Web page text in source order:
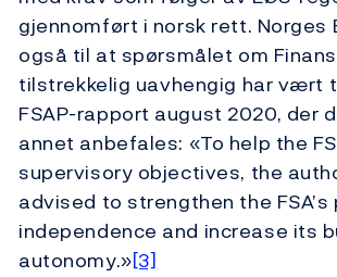
gjennomført i norsk rett. Norges
også til at spørsmålet om
tilstrekkelig uavhengig har vært
FSAP-rapport august 2020, der
annet anbefales: «To help the
supervisory objectives, the
advised to strengthen the
independence and increase its
autonomy.»[3]